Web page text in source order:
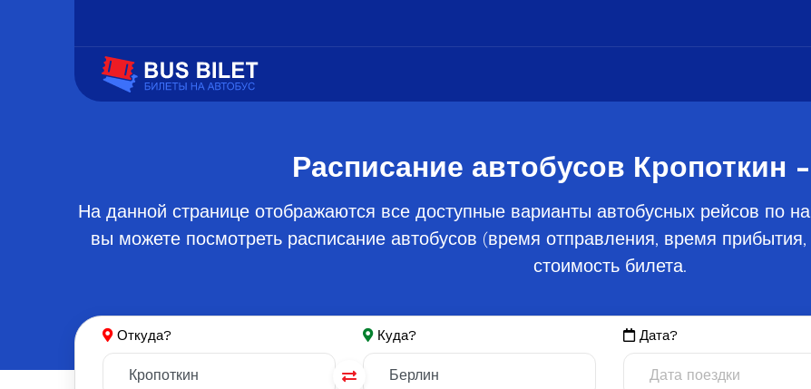
Расписание автобусов Кропоткин
На данной странице отображаются все доступные варианты автобусных рейсов по
вы можете посмотреть расписание автобусов (время отправления, время
стоимость билета.
Откуда? Куда? Дата?